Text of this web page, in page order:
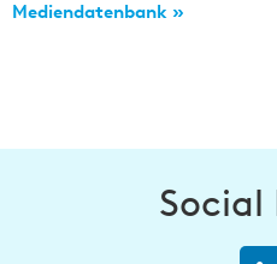
Mediendatenbank »
Social